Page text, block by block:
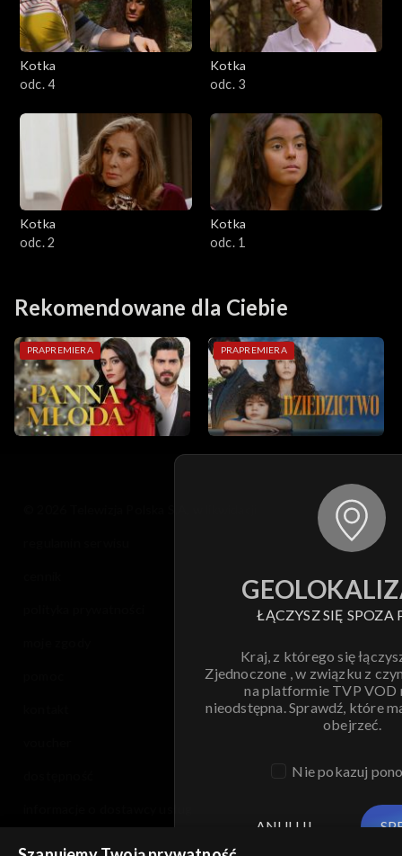
Kotka
odc. 4
Kotka
odc. 3
Kotka
odc. 2
Kotka
odc. 1
Rekomendowane dla Ciebie
PRAPREMIERA PRAPREMIERA
ŁĄCZYSZ SIĘ SPOZA
Kraj, z którego się
Zjednoczone , w związku z
na platformie TVP VOD
nieodstępna. Sprawdź, które
obejrzeć.
Nie pokazuj
ANULUJ